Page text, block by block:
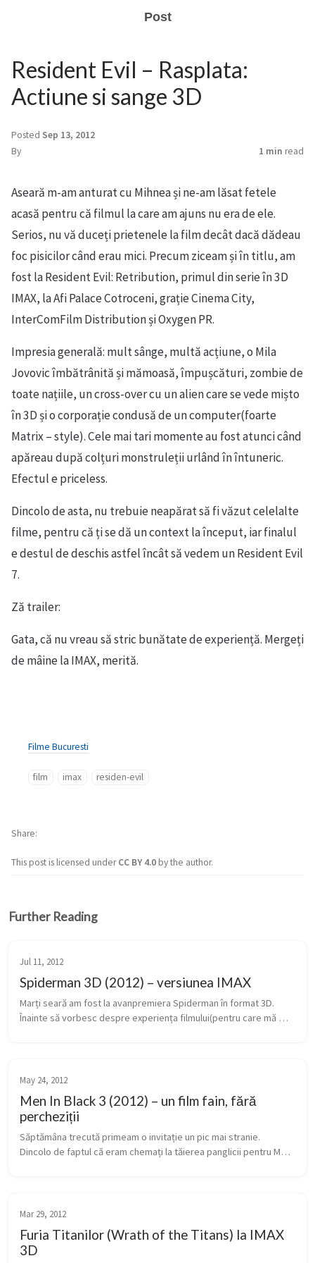
Post
Resident Evil – Rasplata:
Actiune si sange 3D
Posted Sep 13, 2012
By
1 min read
Aseară m-am anturat cu Mihnea și ne-am lăsat fetele
acasă pentru că filmul la care am ajuns nu era de ele.
Serios, nu vă duceți prietenele la film decât dacă dădeau
foc pisicilor când erau mici. Precum ziceam și în titlu, am
fost la Resident Evil: Retribution, primul din serie în 3D
IMAX, la Afi Palace Cotroceni, grație Cinema City,
InterComFilm Distribution și Oxygen PR.
Impresia generală: mult sânge, multă acțiune, o Mila
Jovovic îmbătrânită și mămoasă, împușcături, zombie de
toate națiile, un cross-over cu un alien care se vede mișto
în 3D și o corporație condusă de un computer(foarte
Matrix – style). Cele mai tari momente au fost atunci când
apăreau după colțuri monstruleții urlând în întuneric.
Efectul e priceless.
Dincolo de asta, nu trebuie neapărat să fi văzut celelalte
filme, pentru că ți se dă un context la început, iar finalul
e destul de deschis astfel încât să vedem un Resident Evil
7.
Ză trailer:
Gata, că nu vreau să stric bunătate de experiență. Mergeți
de mâine la IMAX, merită.
Filme Bucuresti
film imax residen-evil
This post is licensed underCC BY 4.0by the author.
Share
Further Reading
Jul 11, 2012
Spiderman 3D (2012) – versiunea IMAX
Marți seară am fost la avanpremiera Spiderman în format 3D.
Înainte să vorbesc despre experiența filmului(pentru care mă
May 24, 2012
Men In Black 3 (2012) – un film fain, fără
percheziții
Săptămâna trecută primeam o invitație un pic mai stranie.
Dincolo de faptul că eram chemați la tăierea panglicii pentru Men
Mar 29, 2012
Furia Titanilor (Wrath of the Titans) la IMAX
3D